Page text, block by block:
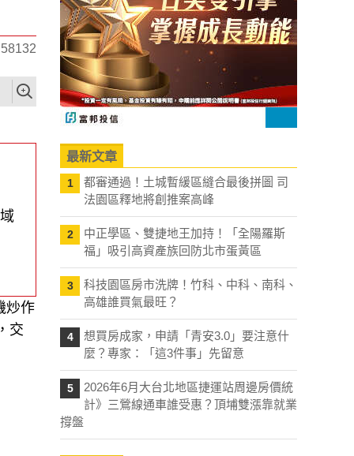
炒作
交
最新文章
1
都審通過！土城暫緩區縫合最後拼圖 司
法園區釋地將創推案高峰
2
中正學區、雙捷地王加持！「全陽羅斯
福」吸引高資產族回防北市蛋黃區
3
科技園區房市洗牌！竹科、中科、南科、
高雄誰買氣最旺？
4
想買房成家，申請「青安3.0」要注意什
麼？專家：「這3件事」先留意
5
2026年6月大台北地區捷運站周邊房價統
計》三鶯線通車誰受惠？頂埔雙漲靠就業
撐盤